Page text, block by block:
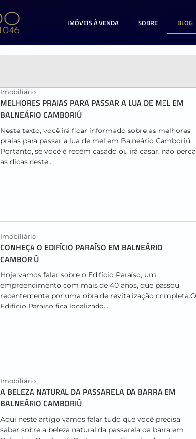
IMÓVEIS À VENDA SOBRE BLOG
Imobiliário
MELHORES PRAIAS PARA PASSAR A LUA DE MEL EM
BALNEÁRIO CAMBORIÚ
Neste texto, você irá ficar informado sobre as melhores
praias para passar a lua de mel em Balneário Camboriú.
Portanto, se você é recém casado ou irá casar, não perca
as dicas deste...
Imobiliário
CONHEÇA O EDIFÍCIO PARAÍSO EM BALNEÁRIO
CAMBORIÚ
Hoje vamos falar sobre o Edifício Paraíso, um
empreendimento com mais de 40 anos, que passou
recentemente por uma obra de revitalização completa.O
Edifício Paraíso fica localizado...
Imobiliário
A BELEZA NATURAL DA PASSARELA DA BARRA EM
BALNEÁRIO CAMBORIÚ
Aqui neste artigo vamos falar tudo que você precisa
saber sobre a beleza natural da passarela da barra em